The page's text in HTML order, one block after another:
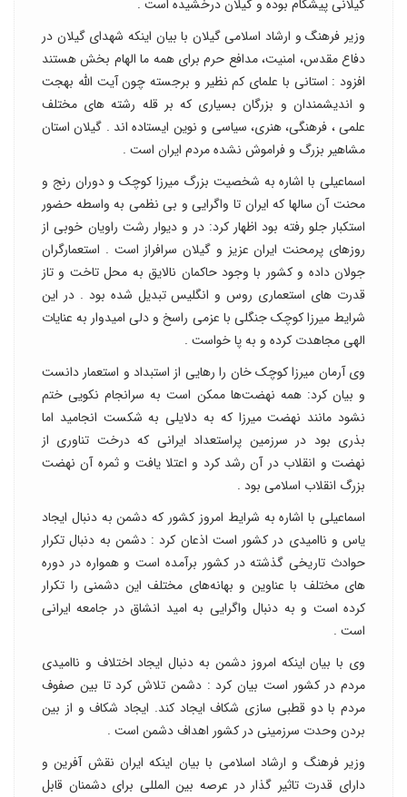
گیلانی پیشگام بوده و گیلان درخشیده است .
وزیر فرهنگ و ارشاد اسلامی گیلان با بیان اینکه شهدای گیلان در
دفاع مقدس، امنیت، مدافع حرم برای همه ما الهام بخش هستند
افزود : استانی با علمای کم نظیر و برجسته چون آیت الله بهجت
و اندیشمندان و بزرگان بسیاری که بر قله رشته های مختلف
علمی ، فرهنگی، هنری، سیاسی و نوین ایستاده اند . گیلان استان
مشاهیر بزرگ و فراموش نشده مردم ایران است .
اسماعیلی با اشاره به شخصیت بزرگ میرزا کوچک و دوران رنج و
محنت آن سالها که ایران تا واگرایی و بی نظمی به واسطه حضور
استکبار جلو رفته بود اظهار کرد: در و دیوار رشت راویان خوبی از
روزهای پرمحنت ایران عزیز و گیلان سرافراز است . استعمارگران
جولان داده و کشور با وجود حاکمان نالایق به محل تاخت و تاز
قدرت های استعماری روس و انگلیس تبدیل شده بود . در این
شرایط میرزا کوچک جنگلی با عزمی راسخ و دلی امیدوار به عنایات
الهی مجاهدت کرده و به پا خواست .
وی آرمان میرزا کوچک خان را رهایی از استبداد و استعمار دانست
و بیان کرد: همه نهضت‌ها ممکن است به سرانجام نکویی ختم
نشود مانند نهضت میرزا که به دلایلی به شکست انجامید اما
بذری بود در سرزمین پراستعداد ایرانی که درخت تناوری از
نهضت و انقلاب در آن رشد کرد و اعتلا یافت و ثمره آن نهضت
بزرگ انقلاب اسلامی بود .
اسماعیلی با اشاره به شرایط امروز کشور که دشمن به دنبال ایجاد
یاس و ناامیدی در کشور است اذعان کرد : دشمن به دنبال تکرار
حوادث تاریخی گذشته در کشور برآمده است و همواره در دوره
های مختلف با عناوین و بهانه‌های مختلف این دشمنی را تکرار
کرده است و به دنبال واگرایی به امید انشاق در جامعه ایرانی
است .
وی با بیان اینکه امروز دشمن به دنبال ایجاد اختلاف و ناامیدی
مردم در کشور است بیان کرد : دشمن تلاش کرد تا بین صفوف
مردم با دو قطبی سازی شکاف ایجاد کند. ایجاد شکاف و از بین
بردن وحدت سرزمینی در کشور اهداف دشمن است .
وزیر فرهنگ و ارشاد اسلامی با بیان اینکه ایران نقش آفرین و
دارای قدرت تاثیر گذار در عرصه بین المللی برای دشمنان قابل